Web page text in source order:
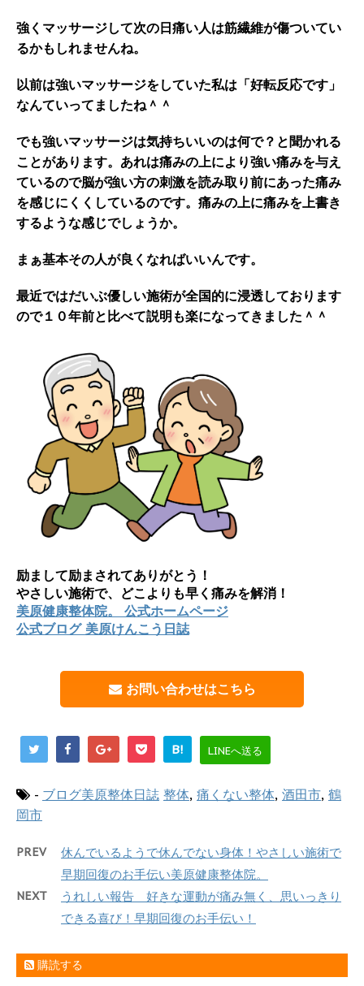
強くマッサージして次の日痛い人は筋繊維が傷ついてい
るかもしれませんね。
以前は強いマッサージをしていた私は「好転反応です」
なんていってましたね＾＾
でも強いマッサージは気持ちいいのは何で？と聞かれる
ことがあります。あれは痛みの上により強い痛みを与え
ているので脳が強い方の刺激を読み取り前にあった痛み
を感じにくくしているのです。痛みの上に痛みを上書き
するような感じでしょうか。
まぁ基本その人が良くなればいいんです。
最近ではだいぶ優しい施術が全国的に浸透しております
ので１０年前と比べて説明も楽になってきました＾＾
励まして励まされてありがとう！
やさしい施術で、どこよりも早く痛みを解消！
美原健康整体院。 公式ホームページ
公式ブログ 美原けんこう日誌
お問い合わせはこちら
B! LINEへ送る
- ブログ美原整体日誌 整体, 痛くない整体, 酒田市, 鶴
岡市
PREV
休んでいるようで休んでない身体！やさしい施術で
早期回復のお手伝い美原健康整体院。
NEXT
うれしい報告 好きな運動が痛み無く、思いっきり
できる喜び！早期回復のお手伝い！
購読する